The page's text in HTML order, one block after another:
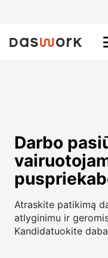
Darbo
Atraskite patikimą
atlyginimu ir
Kandidatuokite